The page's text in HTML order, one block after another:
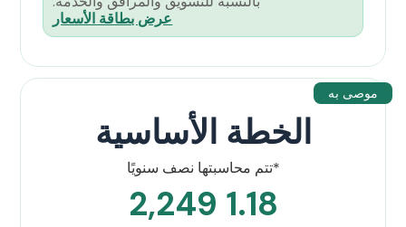
عرض بطاقة الأسعار
الخطة الأساسية
*تتم محاسبتها نصف سنويًا
1.18 2,249
موصى به